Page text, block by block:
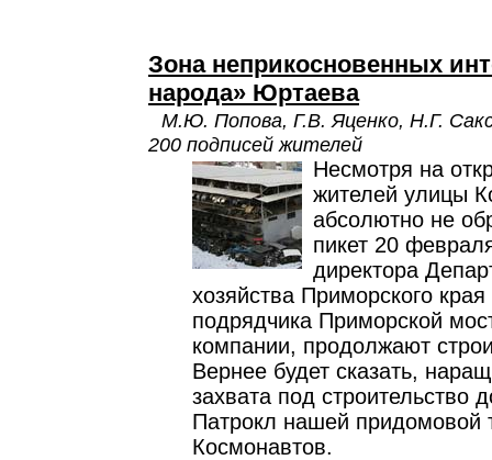
Зона неприкосновенных
народа» Юртаева
М.Ю. Попова, Г.В. Яценко, Н.Г.
200 подписей жителей
Несмотря на
жителей улицы
абсолютно не
пикет 20
директора
хозяйства Приморского
подрядчика Приморской
компании, продолжают
Вернее будет сказать,
захвата под строительство
Патрокл нашей придомовой
Космонавтов.